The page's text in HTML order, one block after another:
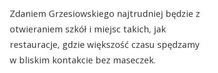
Zdaniem Grzesiowskiego najtrudniej będzie z
otwieraniem szkół i miejsc takich, jak
restauracje, gdzie większość czasu spędzamy
w bliskim kontakcie bez maseczek.